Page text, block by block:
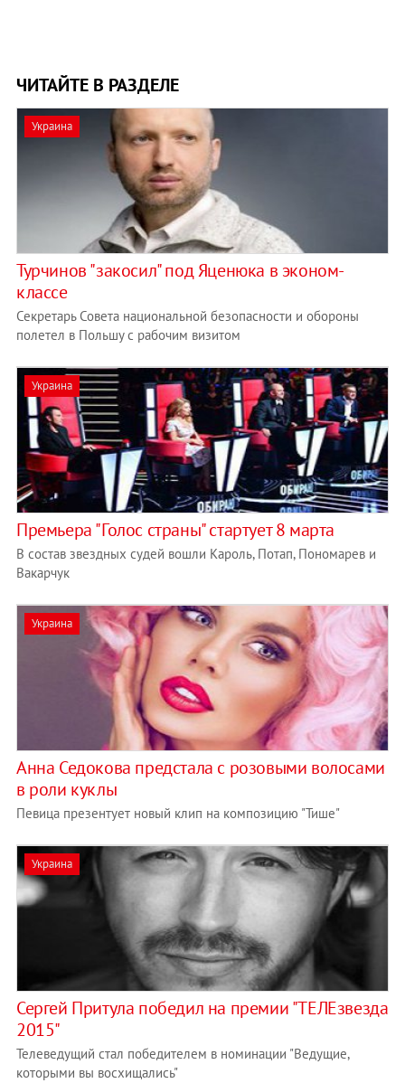
ЧИТАЙТЕ В РАЗДЕЛЕ
Украина
Турчинов "закосил" под Яценюка в эконом-
классе
Секретарь Совета национальной безопасности и обороны
полетел в Польшу с рабочим визитом
Украина
Премьера "Голос страны" стартует 8 марта
В состав звездных судей вошли Кароль, Потап, Пономарев и
Вакарчук
Украина
Анна Седокова предстала с розовыми волосами
в роли куклы
Певица презентует новый клип на композицию "Тише"
Украина
Сергей Притула победил на премии "ТЕЛЕзвезда
2015"
Телеведущий стал победителем в номинации "Ведущие,
которыми вы восхищались"